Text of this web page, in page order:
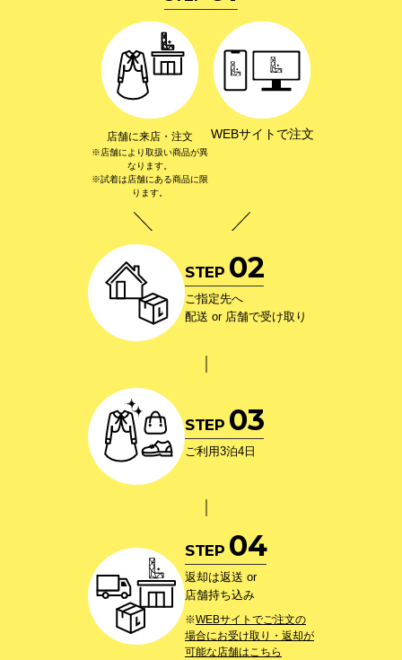
WEBサイトで注文
店舗に来店・注文
※店舗により取扱い商品が異
なります。
※試着は店舗にある商品に限
ります。
STEP 02
ご指定先へ
配送 or 店舗で受け取り
STEP 03
ご利用3泊4日
STEP 04
返却は返送 or
店舗持ち込み
※WEBサイトでご注文の
場合にお受け取り・返却が
可能な店舗はこちら